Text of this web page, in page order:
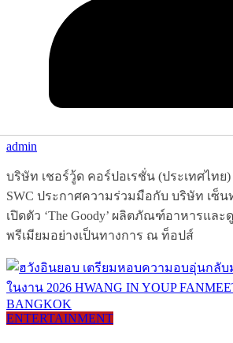
admin
บริษัท เชอร์วู้ด คอร์ปอเรชั่น (ประเทศไท
SWC ประกาศความร่วมมือกับ บริษัท เซ็น
เปิดตัว ‘The Goody’ ผลิตภัณฑ์อาหารและ
พรีเมียมอย่างเป็นทางการ ณ ท็อปส์
ENTERTAINMENT